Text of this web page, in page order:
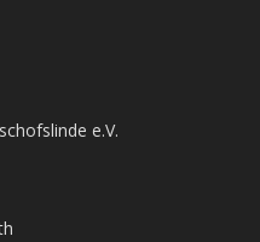
e.V.